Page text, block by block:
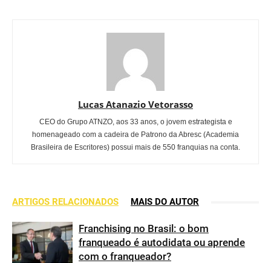
Lucas Atanazio Vetorasso
CEO do Grupo ATNZO, aos 33 anos, o jovem estrategista e
homenageado com a cadeira de Patrono da Abresc (Academia
Brasileira de Escritores) possui mais de 550 franquias na conta.
ARTIGOS RELACIONADOS MAIS DO AUTOR
Franchising no Brasil: o bom
franqueado é autodidata ou aprende
com o franqueador?